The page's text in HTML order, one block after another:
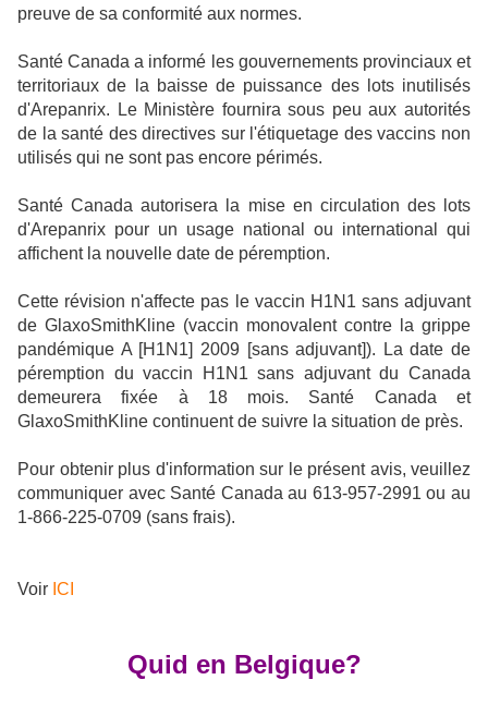
preuve de sa conformité aux normes.
Santé Canada a informé les gouvernements provinciaux et
territoriaux de la baisse de puissance des lots inutilisés
d'Arepanrix. Le Ministère fournira sous peu aux autorités
de la santé des directives sur l'étiquetage des vaccins non
utilisés qui ne sont pas encore périmés.
Santé Canada autorisera la mise en circulation des lots
d'Arepanrix pour un usage national ou international qui
affichent la nouvelle date de péremption.
Cette révision n'affecte pas le vaccin H1N1 sans adjuvant
de GlaxoSmithKline (vaccin monovalent contre la grippe
pandémique A [H1N1] 2009 [sans adjuvant]). La date de
péremption du vaccin H1N1 sans adjuvant du Canada
demeurera fixée à 18 mois. Santé Canada et
GlaxoSmithKline continuent de suivre la situation de près.
Pour obtenir plus d'information sur le présent avis, veuillez
communiquer avec Santé Canada au 613-957-2991 ou au
1-866-225-0709 (sans frais).
Voir ICI
Quid en Belgique?